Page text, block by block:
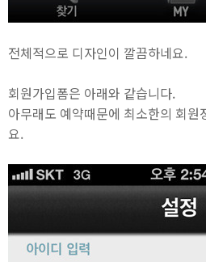
전체적으로 디자인이 깔끔하네요.
회원가입폼은 아래와 같습니다.
아무래도 예약때문에 최소한의 회원
요.